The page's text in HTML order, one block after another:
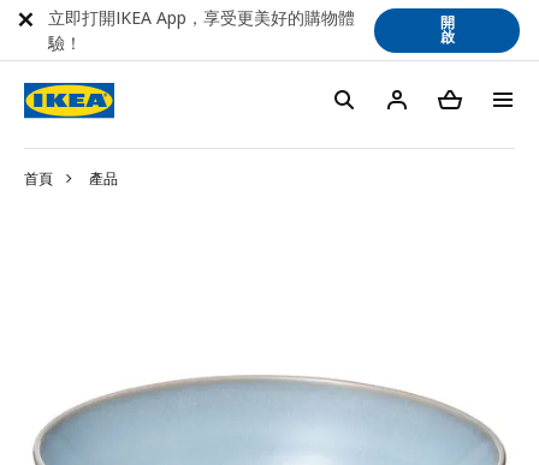
首頁 產品
立即打開IKEA App，享受更美好的購物體
驗！
開
啟